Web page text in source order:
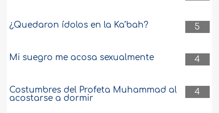
5
¿Quedaron ídolos en la Ka’bah?
4
Mi suegro me acosa sexualmente
4
Costumbres del Profeta Muhammad al
acostarse a dormir